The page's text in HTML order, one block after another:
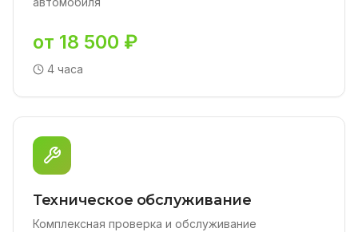
от 18 500 ₽
4 часа
Техническое обслуживание
Комплексная проверка и обслуживание